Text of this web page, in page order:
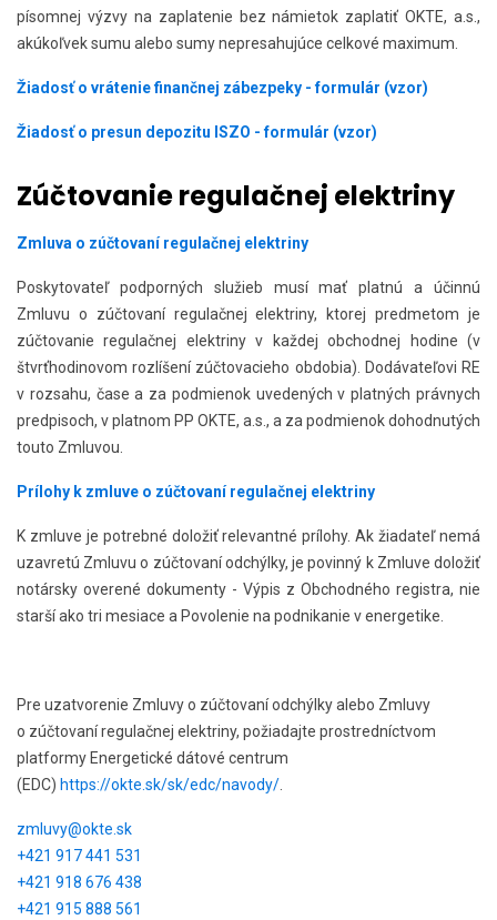
písomnej výzvy na zaplatenie bez námietok zaplatiť OKTE, a.s.,
akúkoľvek sumu alebo sumy nepresahujúce celkové maximum.
Žiadosť o vrátenie finančnej zábezpeky - formulár (vzor)
Žiadosť o presun depozitu ISZO - formulár (vzor)
Zúčtovanie regulačnej elektriny
Zmluva o zúčtovaní regulačnej elektriny
Poskytovateľ podporných služieb musí mať platnú a účinnú
Zmluvu o zúčtovaní regulačnej elektriny, ktorej predmetom je
zúčtovanie regulačnej elektriny v každej obchodnej hodine (v
štvrťhodinovom rozlíšení zúčtovacieho obdobia). Dodávateľovi RE
v rozsahu, čase a za podmienok uvedených v platných právnych
predpisoch, v platnom PP OKTE, a.s., a za podmienok dohodnutých
touto Zmluvou.
Prílohy k zmluve o zúčtovaní regulačnej elektriny
K zmluve je potrebné doložiť relevantné prílohy. Ak žiadateľ nemá
uzavretú Zmluvu o zúčtovaní odchýlky, je povinný k Zmluve doložiť
notársky overené dokumenty - Výpis z Obchodného registra, nie
starší ako tri mesiace a Povolenie na podnikanie v energetike.
Pre uzatvorenie Zmluvy o zúčtovaní odchýlky alebo Zmluvy
o zúčtovaní regulačnej elektriny, požiadajte prostredníctvom
platformy Energetické dátové centrum
(EDC) https://okte.sk/sk/edc/navody/
zmluvy@okte.sk
+421 917 441 531
+421 918 676 438
+421 915 888 561